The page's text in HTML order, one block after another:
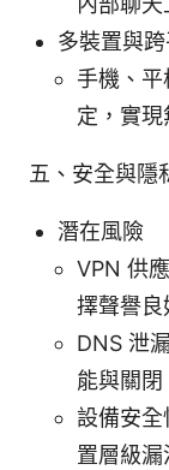
多裝置與
手機、平
定，實現
五、安全與隱
潛在風險
VPN 供
擇聲譽良
DNS 泄
能與關閉
設備安全
置層級漏